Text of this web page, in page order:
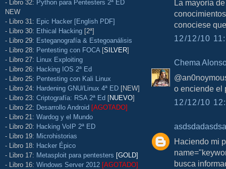
- Libro 32: Python para Pentesters 2ª ED
NEW
- Libro 31: Epic Hacker [English PDF]
- Libro 30: Ethical Hacking [2ª]
- Libro 29: Esteganografía & Estegoanálisis
- Libro 28: Pentesting con FOCA [SILVER]
- Libro 27: Linux Exploiting
- Libro 26: Hacking IOS 2ª Ed
- Libro 25: Pentesting con Kali Linux
- Libro 24: Hardening GNU/Linux 4ª ED [NEW]
- Libro 23: Criptografía: RSA 2ª Ed [NUEVO]
- Libro 22: Desarrollo Android [AGOTADO]
- Libro 21: Wardog y el Mundo
- Libro 20: Hacking VoIP 2ª ED
- Libro 19: Microhistorias
- Libro 18: Hacker Épico
- Libro 17: Metasploit para pentesters [GOLD]
- Libro 16: Windows Server 2012 [AGOTADO]
La mayoría
conociese
12/12/10
Chema
o enciende el
12/12/10
Haciendo mi
busca